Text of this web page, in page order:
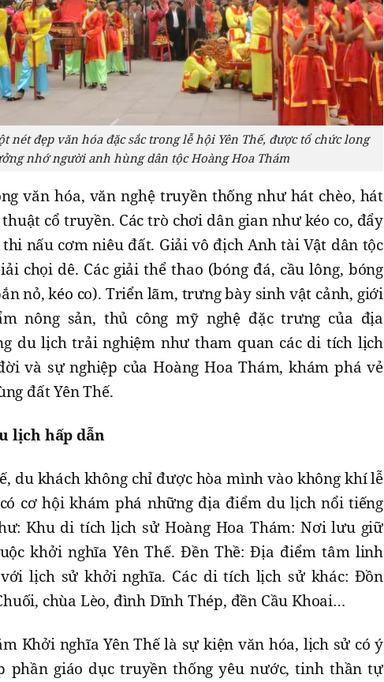
nét đẹp văn hóa đặc sắc trong lễ hội Yên Thế, được tổ chức long
nhớ người anh hùng dân tộc Hoàng Hoa Thám
văn hóa, văn nghệ truyền thống như hát chèo, hát
cổ truyền. Các trò chơi dân gian như kéo co, đẩy
nấu cơm niêu đất. Giải vô địch Anh tài Vật dân tộc
chọi dê. Các giải thể thao (bóng đá, cầu lông, bóng
nỏ, kéo co). Triển lãm, trưng bày sinh vật cảnh, giới
nông sản, thủ công mỹ nghệ đặc trưng của địa
du lịch trải nghiệm như tham quan các di tích lịch
và sự nghiệp của Hoàng Hoa Thám, khám phá vẻ
đất Yên Thế.
lịch hấp dẫn
du khách không chỉ được hòa mình vào không khí lễ
cơ hội khám phá những địa điểm du lịch nổi tiếng
Khu di tích lịch sử Hoàng Hoa Thám: Nơi lưu giữ
khởi nghĩa Yên Thế. Đền Thề: Địa điểm tâm linh
lịch sử khởi nghĩa. Các di tích lịch sử khác: Đồn
chùa Lèo, đình Dĩnh Thép, đền Cầu Khoai…
Khởi nghĩa Yên Thế là sự kiện văn hóa, lịch sử có ý
phần giáo dục truyền thống yêu nước, tinh thần tự